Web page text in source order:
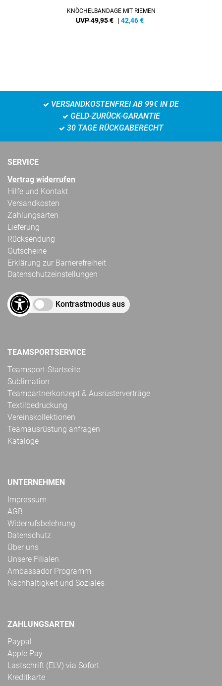
KNÖCHELBANDAGE MIT RIEMEN
UVP 49,95 € | 42,46€
VERSANDKOSTENFREI AB 99€ IN DE
GELD-ZURÜCK-GARANTIE
30 TAGE RÜCKGABERECHT
SERVICE
Vertrag widerrufen
Hilfe und Kontakt
Versandkosten
Zahlungsarten
Lieferung
Rücksendung
Gutscheine
Erklärung zur Barrierefreiheit
Datenschutzeinstellungen
Kontrastmodus aus
TEAMSPORTSERVICE
Teamsport-Startseite
Sublimation
Teampartnerkonzept & Ausrüsterverträge
Textilbedruckung
Vereinskollektionen
Teamausrüstung anfragen
Kataloge
UNTERNEHMEN
Impressum
AGB
Widerrufsbelehrung
Datenschutz
Über uns
Unsere Filialen
Ambassador Programm
Nachhaltigkeit und Soziales
ZAHLUNGSARTEN
Paypal
Apple Pay
Lastschrift (ELV) via Sofort
Kreditkarte